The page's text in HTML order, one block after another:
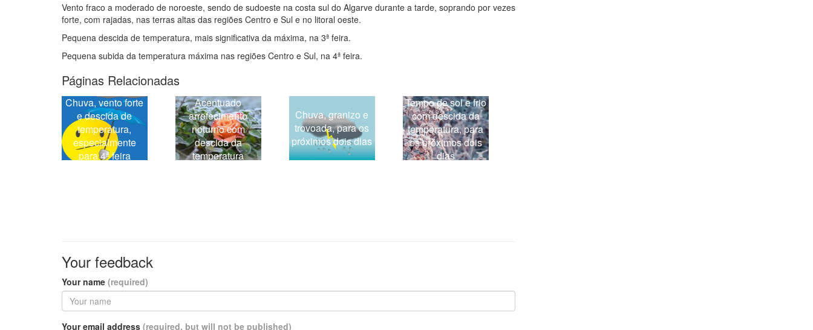
Vento fraco a moderado de noroeste, sendo de sudoeste na costa sul do Algarve durante a tarde, soprando por vezes
forte, com rajadas, nas terras altas das regiões Centro e Sul e no litoral oeste.
Pequena descida de temperatura, mais significativa da máxima, na 3ª feira.
Pequena subida da temperatura máxima nas regiões Centro e Sul, na 4ª feira.
Páginas Relacionadas
Chuva, vento forte
e descida de
temperatura,
especialmente
para 4ª feira
Acentuado
arrefecimento
noturno com
descida da
temperatura
Chuva, granizo e
trovoada, para os
próximos dois dias
Tempo de sol e frio
com descida da
temperatura, para
os próximos dois
dias
Your feedback
Your name (required)
Your email address (required, but will not be published)